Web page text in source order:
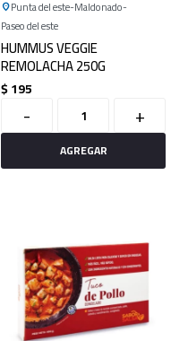
Punta del este Maldonado
Paseo del este
HUMMUS VEGGIE
REMOLACHA 250G
$195
- +